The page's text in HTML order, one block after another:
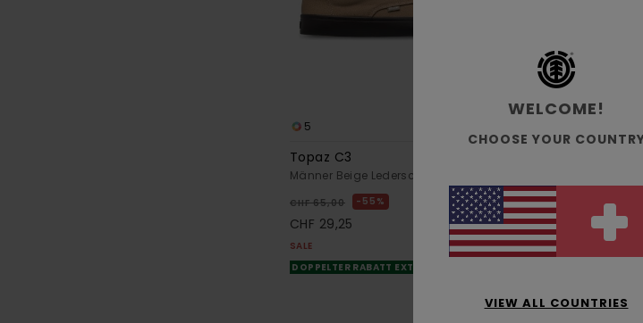
5
Topaz C3
Männer Beige Lederschuhe
CHF 65,00 55%
CHF 29,25
SALE
DOPPELTER RABATT EXTRA 25 %
CHF 99,00
CHF 44,55
SALE
WELCOME!
CHOOSE YOUR
VIEW ALL COUNTRIES